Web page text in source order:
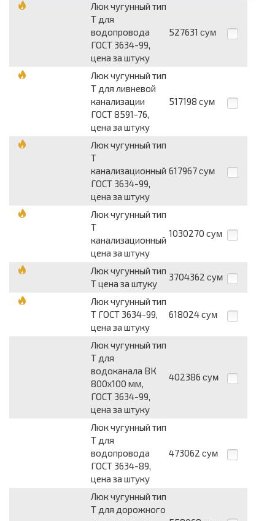
Люк чугунный тип
Т для
водопровода
ГОСТ 3634-99,
цена за штуку
527631 сум
Люк чугунный тип
Т для ливневой
канализации
ГОСТ 8591-76,
цена за штуку
517198 сум
Люк чугунный тип
Т
канализационный
ГОСТ 3634-99,
цена за штуку
617967 сум
Люк чугунный тип
Т
канализационный
цена за штуку
1030270 сум
Люк чугунный тип
Т цена за штуку
3704362 сум
Люк чугунный тип
Т ГОСТ 3634-99,
цена за штуку
618024 сум
Люк чугунный тип
Т для
водоканала ВК
800х100 мм,
ГОСТ 3634-99,
цена за штуку
402386 сум
Люк чугунный тип
Т для
водопровода
ГОСТ 3634-89,
цена за штуку
473062 сум
Люк чугунный тип
Т для дорожного